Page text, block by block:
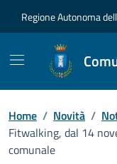
Regione Autonoma
Home / Novità /
Fitwalking, dal 14
comunale